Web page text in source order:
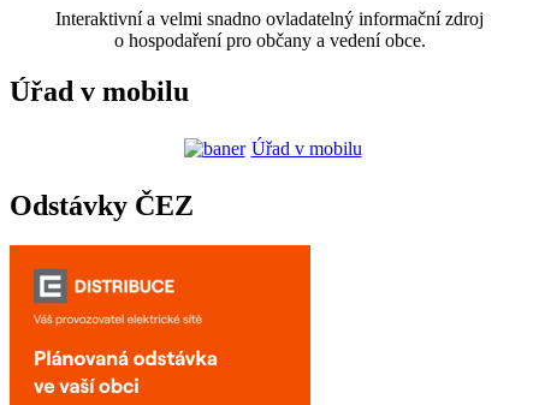
Interaktivní a velmi snadno ovladatelný informační zdroj
o hospodaření pro občany a vedení obce.
Úřad v mobilu
Úřad v mobilu
Odstávky ČEZ